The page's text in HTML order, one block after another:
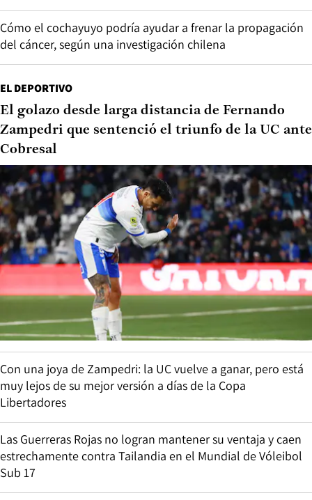
Cómo el cochayuyo podría ayudar a frenar la propagación
del cáncer, según una investigación chilena
EL DEPORTIVO
El golazo desde larga distancia de Fernando
Zampedri que sentenció el triunfo de la UC ante
Cobresal
Con una joya de Zampedri: la UC vuelve a ganar, pero está
muy lejos de su mejor versión a días de la Copa
Libertadores
Las Guerreras Rojas no logran mantener su ventaja y caen
estrechamente contra Tailandia en el Mundial de Vóleibol
Sub 17